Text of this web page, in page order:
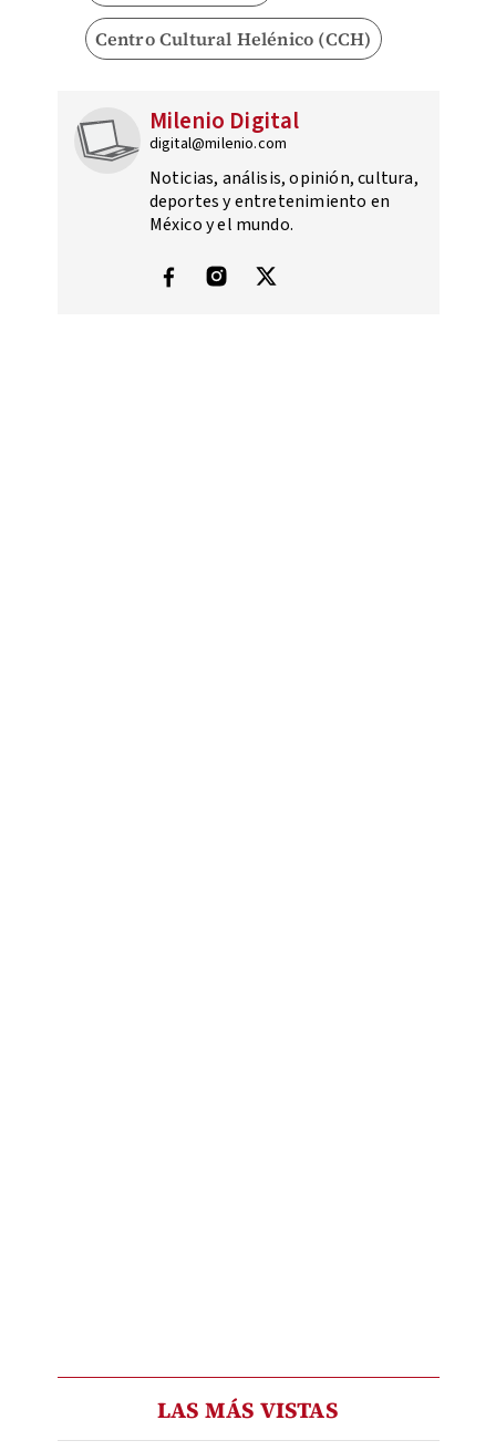
Centro Cultural Helénico (CCH)
Milenio Digital
digital@milenio.com
Noticias, análisis, opinión, cultura,
deportes y entretenimiento en
México y el mundo.
LAS MÁS VISTAS